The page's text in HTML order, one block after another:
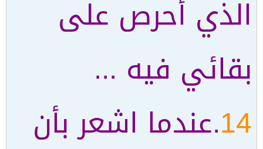
الذي أحرص على
بقائي فيه ...
14.عندما اشعر بأن